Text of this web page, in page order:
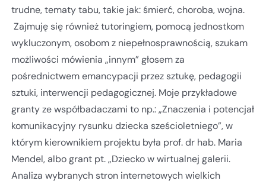
trudne, tematy tabu, takie jak: śmierć, choroba, wojna.
Zajmuję się również tutoringiem, pomocą jednostkom
wykluczonym, osobom z niepełnosprawnością, szukam
możliwości mówienia „innym” głosem za
pośrednictwem emancypacji przez sztukę, pedagogii
sztuki, interwencji pedagogicznej. Moje przykładowe
granty ze współbadaczami to np.: „Znaczenia i potencjał
komunikacyjny rysunku dziecka sześcioletniego”, w
którym kierownikiem projektu była prof. dr hab. Maria
Mendel, albo grant pt. „Dziecko w wirtualnej galerii.
Analiza wybranych stron internetowych wielkich